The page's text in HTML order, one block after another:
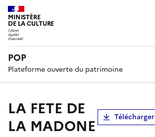
MINISTÈRE
DE LA CULTURE
POP
Plateforme ouverte du patrimoine
LA FETE DE
LA MADONE
Télécharger